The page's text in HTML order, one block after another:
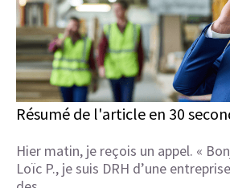
Résumé de l'article en 30
Hier matin, je reçois un appel. «
Loïc P., je suis DRH d’une